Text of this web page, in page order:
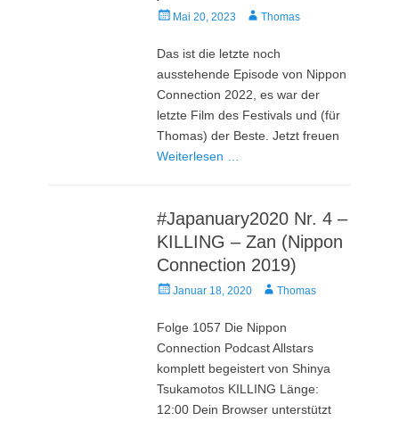
Veröffentlicht
Mai 20, 2023 AutorThomas
Das ist die letzte noch
ausstehende Episode von Nippon
Connection 2022, es war der
letzte Film des Festivals und (für
Thomas) der Beste. Jetzt freuen
Weiterlesen …
#Japanuary2020 Nr. 4 –
KILLING – Zan (Nippon
Connection 2019)
Veröffentlicht
Januar 18, 2020 AutorThomas
Folge 1057 Die Nippon
Connection Podcast Allstars
komplett begeistert von Shinya
Tsukamotos KILLING Länge:
12:00 Dein Browser unterstützt